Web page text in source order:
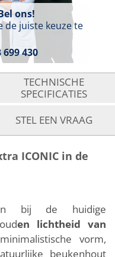
ons!
de juiste keuze te
699 430
TECHNISCHE
SPECIFICATIES
STEL EEN VRAAG
ICONIC in de
bij de huidige
en lichtheid van
vorm,
beukenhout